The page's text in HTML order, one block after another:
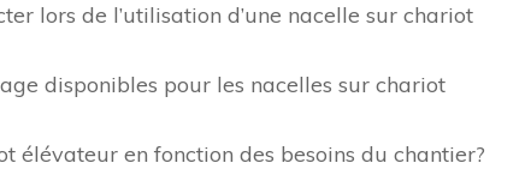
lors de l’utilisation d’une nacelle sur chariot
disponibles pour les nacelles sur chariot
élévateur en fonction des besoins du chantier?